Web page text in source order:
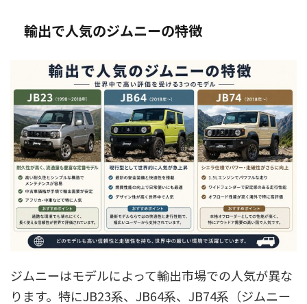
輸出で人気のジムニーの特徴
ジムニーはモデルによって輸出市場での人気が異な
ります。特にJB23系、JB64系、JB74系（ジムニー